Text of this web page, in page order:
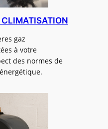
gaz
à votre
des normes de